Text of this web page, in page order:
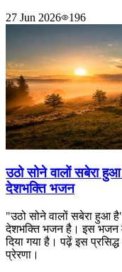
27 Jun 2026
196
उठो सोने वालों सबेरा
देशभक्ति भजन
"उठो सोने वालों सबेरा हुआ
देशभक्ति भजन है। इस भजन
दिया गया है। पढ़ें इस
प्रेरणा।